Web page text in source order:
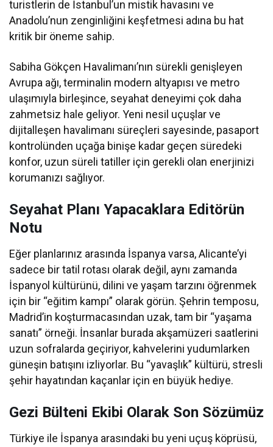
turistlerin de İstanbul’un mistik havasını ve
Anadolu’nun zenginliğini keşfetmesi adına bu hat
kritik bir öneme sahip.
Sabiha Gökçen Havalimanı’nın sürekli genişleyen
Avrupa ağı, terminalin modern altyapısı ve metro
ulaşımıyla birleşince, seyahat deneyimi çok daha
zahmetsiz hale geliyor. Yeni nesil uçuşlar ve
dijitalleşen havalimanı süreçleri sayesinde, pasaport
kontrolünden uçağa binişe kadar geçen süredeki
konfor, uzun süreli tatiller için gerekli olan enerjinizi
korumanızı sağlıyor.
Seyahat Planı Yapacaklara Editörün
Notu
Eğer planlarınız arasında İspanya varsa, Alicante’yi
sadece bir tatil rotası olarak değil, aynı zamanda
İspanyol kültürünü, dilini ve yaşam tarzını öğrenmek
için bir “eğitim kampı” olarak görün. Şehrin temposu,
Madrid’in koşturmacasından uzak, tam bir “yaşama
sanatı” örneği. İnsanlar burada akşamüzeri saatlerini
uzun sofralarda geçiriyor, kahvelerini yudumlarken
güneşin batışını izliyorlar. Bu “yavaşlık” kültürü, stresli
şehir hayatından kaçanlar için en büyük hediye.
Gezi Bülteni Ekibi Olarak Son Sözümüz
Türkiye ile İspanya arasındaki bu yeni uçuş köprüsü,